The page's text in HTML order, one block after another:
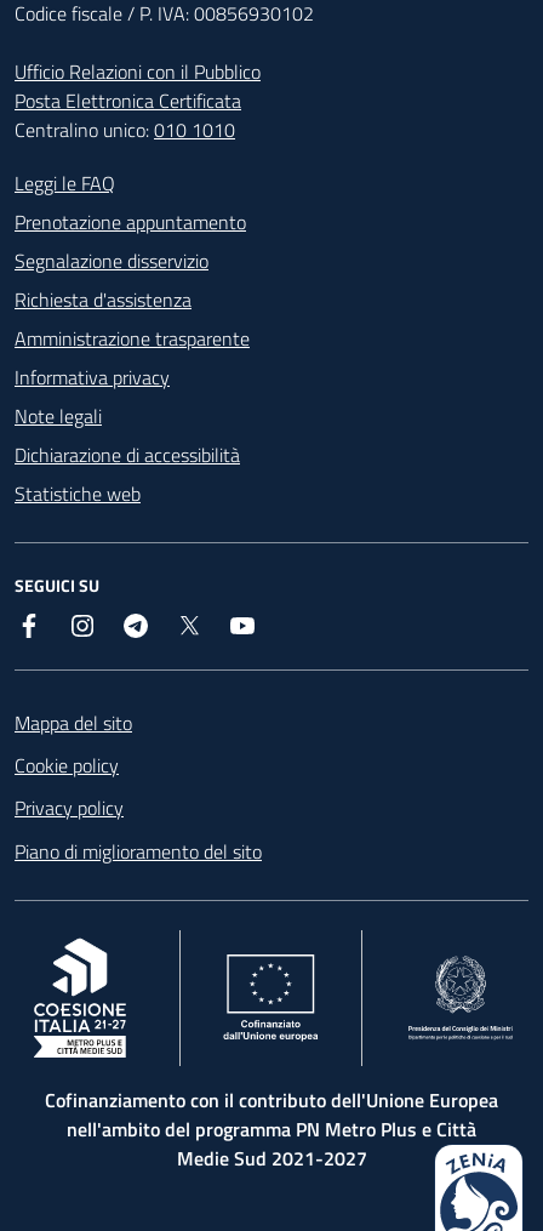
Codice fiscale / P. IVA: 00856930102
Ufficio Relazioni con il Pubblico
Posta Elettronica Certificata
Centralino unico:010 1010
Footer - Contatti
Leggi le FAQ
Prenotazione appuntamento
Segnalazione disservizio
Richiesta d'assistenza
Amministrazione trasparente
Informativa privacy
Note legali
Dichiarazione di accessibilità
Statistiche web
SEGUICI SU
Facebook InstagramTelegram
Mappa del sito
Cookie policy
Privacy policy
Piano di miglioramento del sito
, apre in una nuova scheda
Cofinanziamento con il contributo dell'Unione Europea
nell'ambito del programma PN Metro Plus e Città
Medie Sud 2021-2027